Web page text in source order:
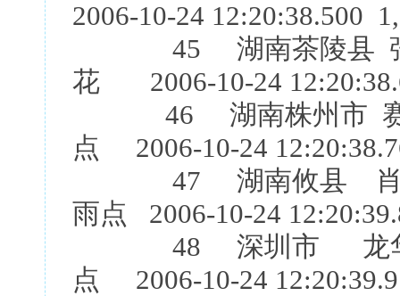
2006-10-24 12:20:38.500
45 湖南茶陵县
花 2006-10-24
46 湖南株州市
点 2006-10-24
47 湖南攸县
雨点 2006-10-24
48 深圳市 龙
点 2006-10-24